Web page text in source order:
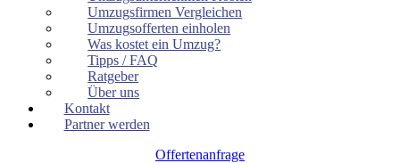
Umzugsfirmen Vergleichen
Umzugsofferten einholen
Was kostet ein Umzug?
Tipps / FAQ
Ratgeber
Über uns
Kontakt
Partner werden
Offertenanfrage